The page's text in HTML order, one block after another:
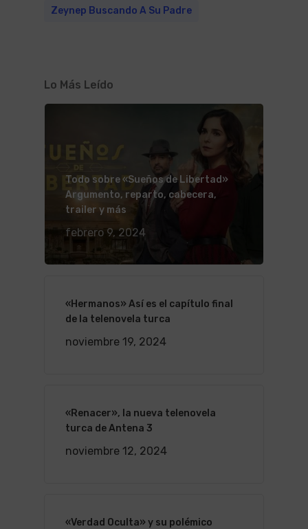
Zeynep Buscando A Su Padre
Lo Más Leído
Todo sobre «Sueños de Libertad»
Argumento, reparto, cabecera,
trailer y más
febrero 9, 2024
«Hermanos» Así es el capítulo final
de la telenovela turca
noviembre 19, 2024
«Renacer», la nueva telenovela
turca de Antena 3
noviembre 12, 2024
«Verdad Oculta» y su polémico